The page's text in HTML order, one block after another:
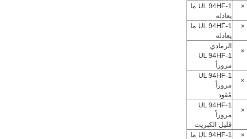
30 × 1000 ×
UL 94HF-1 ما
يعادله
30 × 1000 ×
UL 94HF-1 ما
يعادله
30 × 1000 ×
الرمادي
UL 94HF-1
مروراً
30 × 1000 ×
UL 94HF-1
مروراً
مُقود
30 × 1000 ×
UL 94HF-1
مروراً
قليل الكبريت
30 × 1000 ×
UL 94HF-1 ما